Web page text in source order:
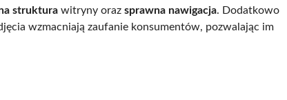
struktura witryny oraz sprawna nawigacja. Dodatkowo
wzmacniają zaufanie konsumentów, pozwalając im